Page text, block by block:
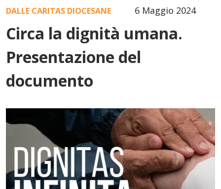
6 Maggio 2024
DALLE CARITAS DIOCESANE
Circa la dignità umana.
Presentazione del
documento